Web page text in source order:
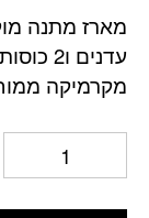
עדנים
מקרמיקה